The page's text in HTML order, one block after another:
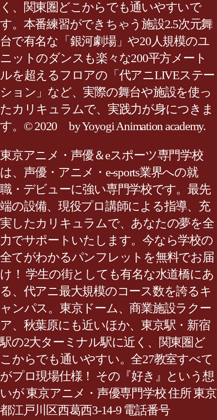
く、関東圏どこからでも通いやすいで
す。本番練習ができちゃう施設2.5次元舞
台で有名な「銀河劇場」や20人規模のユ
ニットのダンスも楽々な200平方メート
ルを超えるフロアの「代アニLIVEステー
ション」など、実際の舞台や施設を使っ
たカリキュラムで、実践力が身につきま
す。© 2020 by Yoyogi Animation academy.
東京アニメ・声優＆eスポーツ専門学校
は、声優・アニメ・e-sports業界への就
職・デビューに強い専門学校です。最先
端の設備、現役プロ講師による指導、充
実したカリキュラムで、あなたの夢を全
力でサポートいたします。今なら学校の
全てがわかるパンフレットを無料でお届
け！ 学生の街としても有名な水道橋にあ
る、代アニ最大規模のコース数を誇るキ
ャンパス。東京ドーム、商業施設ラクー
ア、秋葉原にも近いほか、東京駅・新宿
駅の2大ターミナル駅に近く、関東圏ど
こからでも通いやすい。全27教室すべて
がプロ現場仕様！ その『好き』という想
いが 東京アニメ・声優専門学校 住所 東京
都江戸川区西葛西3-14-9 電話番号